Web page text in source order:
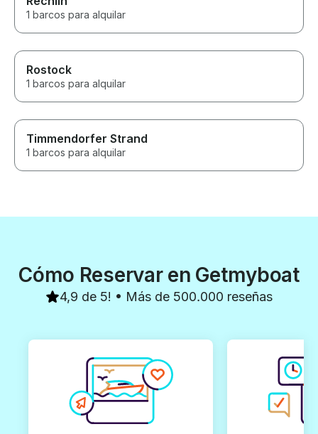
1 barcos para alquilar
Rostock
1 barcos para alquilar
Timmendorfer Strand
1 barcos para alquilar
Cómo Reservar en Getmyboat
4,9 de 5! • Más de 500.000 reseñas